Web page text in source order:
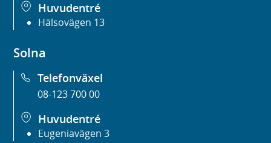
Huvudentré
Hälsovägen 13
Solna
Telefonväxel
08-123 700 00
Huvudentré
Eugeniavägen 3